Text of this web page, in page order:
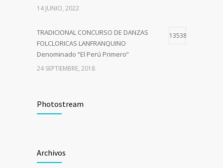
14 JUNIO, 2022
TRADICIONAL CONCURSO DE DANZAS
FOLCLORICAS LANFRANQUINO
Denominado “El Perú Primero”
13538
24 SEPTIEMBRE, 2018
Seguridad y Salud en el Trabajo del Sector
Público
I CAMPAÑA DE SALUD INTEGRAL GRATUITA
Photostream
Archivos